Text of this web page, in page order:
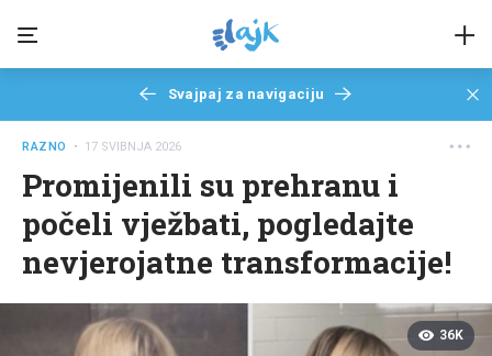
Svajpaj za navigaciju
RAZNO • 17 SVIBNJA 2026
Promijenili su prehranu i
počeli vježbati, pogledajte
nevjerojatne transformacije!
36K